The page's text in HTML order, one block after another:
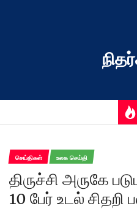
செய்திகள் உலக செய்தி
திருச்சி அருகே
10 பேர் உடல் சிதறி